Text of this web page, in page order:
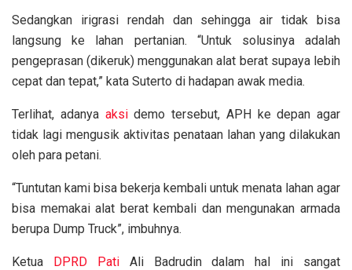
Sedangkan irigrasi rendah dan sehingga air tidak bisa
langsung ke lahan pertanian. “Untuk solusinya adalah
pengeprasan (dikeruk) menggunakan alat berat supaya lebih
cepat dan tepat,” kata Suterto di hadapan awak media.
Terlihat, adanya aksidemo tersebut, APH ke depan agar
tidak lagi mengusik aktivitas penataan lahan yang dilakukan
oleh para petani.
“Tuntutan kami bisa bekerja kembali untuk menata lahan agar
bisa memakai alat berat kembali dan mengunakan armada
berupa Dump Truck”, imbuhnya.
Ketua DPRD PatiAli Badrudin dalam hal ini sangat